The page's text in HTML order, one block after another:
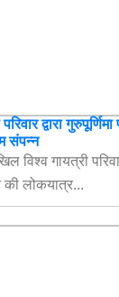
द्वारा
संपन्न
विश्व गायत्री
की लोकयात्र...